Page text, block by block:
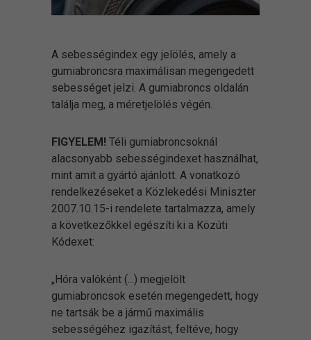
A sebességindex egy jelölés, amely a
gumiabroncsra maximálisan megengedett
sebességet jelzi. A gumiabroncs oldalán
találja meg, a méretjelölés végén.
FIGYELEM! Téli gumiabroncsoknál
alacsonyabb sebességindexet használhat,
mint amit a gyártó ajánlott. A vonatkozó
rendelkezéseket a Közlekedési Miniszter
2007.10.15-i rendelete tartalmazza, amely
a következőkkel egészíti ki a Közúti
Kódexet:
„Hóra valóként (...) megjelölt
gumiabroncsok esetén megengedett, hogy
ne tartsák be a jármű maximális
sebességéhez igazítást, feltéve, hogy